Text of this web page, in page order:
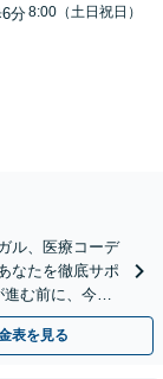
6分8:00（土日祝日）
ル、医療コーデ
なたを徹底サポ
む前に、今す
表を見る